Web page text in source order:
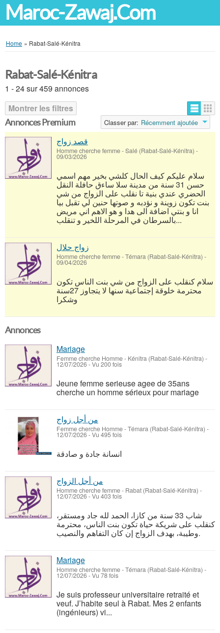
Maroc-Zawaj.Com
Home » Rabat-Salé-Kénitra
Rabat-Salé-Kénitra
1 - 24 sur 459 annonces
Montrer les filtres
Classer par: Récemment ajoutée
Annonces Premium
قصد زواج
Homme cherche femme-Salé (Rabat-Salé-Kénitra) -
09/03/2026
سلام عليكم كيف الحال كلشي بخير مهم اسمي
حسن 31 سنة من مدينة سلا ساءق حافلة النقل
الحضري عندي بنية تا نقلب على الزواج من شي
بنت تكون زوينة و نؤدبه و صوتها حنين لي تقبل بيا
انا و بنتي اضافة الى هدا و هو الاهم اني مريض
بالسرطان في المرحلة اللخير و تنقلب...
زواج حلال
Homme cherche femme-Témara (Rabat-Salé-Kénitra) -
09/04/2026
سلام كنقلب على الزواج من شي بنت الناس تكون
محترمة خلوقة إجتماعية سنها لا يتجاوز 27سنة
وشكرا
Annonces
Mariage
Femme cherche Homme- Kénitra (Rabat-Salé-Kénitra) -
12/07/2026 - Vu 200 fois
Jeune femme serieuse agee de 35ans
cherche un homme sérieux pour mariage
من أجل زواج
Femme cherche Homme-Témara (Rabat-Salé-Kénitra) -
12/07/2026 - Vu 495 fois
انسانة جادة و صادقة
من أجل الزواج
Homme cherche femme- Rabat (Rabat-Salé-Kénitra) -
12/07/2026 - Vu 403 fois
شاب 33 سنة من كازا، الحمد لله جاد ومستقر،
كنقلب على شريكة حياة تكون بنت الناس، محترمة
وطيبة، بهدف الزواج إن كان التفاهم والنصيب.
Mariage
Homme cherche femme-Témara (Rabat-Salé-Kénitra) -
12/07/2026 - Vu 78 fois
Je suis professeur universitaire retraité et
veuf. J’habite seul à Rabat. Mes 2 enfants
(ingénieurs) vi...